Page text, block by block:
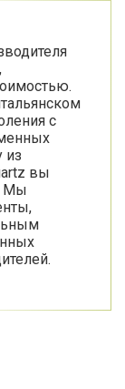
с
из
вы
Мы